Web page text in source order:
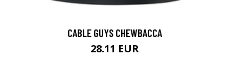
CABLE GUYS CHEWBACCA
28.11 EUR